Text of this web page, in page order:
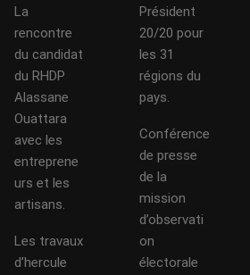
La
rencontre
du candidat
du RHDP
Alassane
Ouattara
avec les
entreprene
urs et les
artisans.
Les travaux
d’hercule
Président
20/20 pour
les 31
régions du
pays.
Conférence
de presse
de la
mission
d’observati
on
électorale